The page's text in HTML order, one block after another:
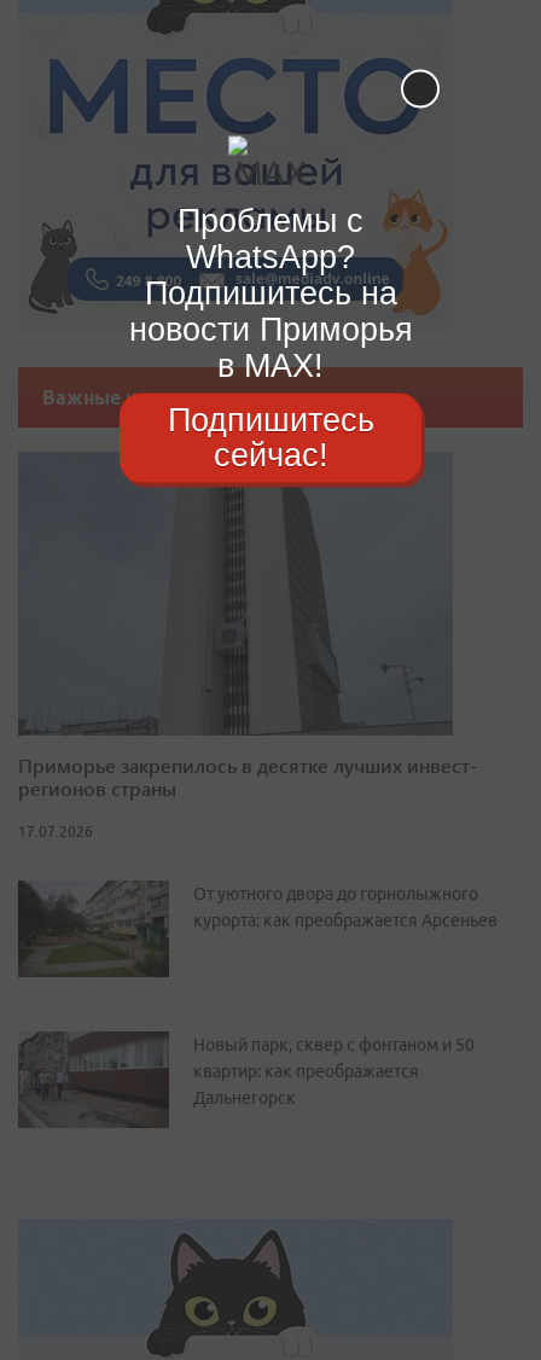
Важные новости
Приморье закрепилось в десятке лучших инвест-
регионов страны
17.07.2026
От уютного двора до горнолыжного
курорта: как преображается Арсеньев
Новый парк, сквер с фонтаном и 50
квартир: как преображается
Дальнегорск
Проблемы с
WhatsApp?
Подпишитесь на
новости Приморья
в MAX!
Подпишитесь
сейчас!